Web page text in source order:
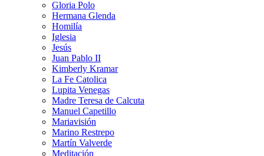
Gloria Polo
Hermana Glenda
Homilía
Iglesia
Jesús
Juan Pablo II
Kimberly Kramar
La Fe Catolica
Lupita Venegas
Madre Teresa de Calcuta
Manuel Capetillo
Mariavisión
Marino Restrepo
Martín Valverde
Meditación